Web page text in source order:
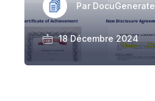
Par DocuGenerate
18 Décembre 2024